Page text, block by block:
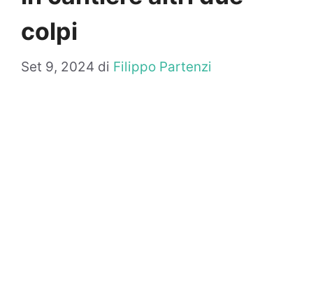
colpi
Set 9, 2024 di Filippo Partenzi